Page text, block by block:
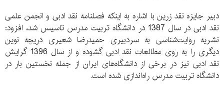
دبیر جایزه نقد زرین با اشاره به اینکه فصلنامه نقد ادبی و انجمن علمی
نقد ادبی در سال 1387 در دانشگاه تربیت مدرس تاسیس شد، افزود:
نشریه روایت‌شناسی به سردبیری حمیدرضا شعیری دریچه نوین
دیگری را به روی مطالعات نقد ادبی گشوده و از سال 1396 گرایش
نقد ادبی نیز در برخی از دانشگاه‌های ایران از جمله نخستین بار در
دانشگاه تربیت مدرس راه‌اندازی شده است.